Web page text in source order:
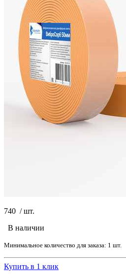
740 /шт.
В наличии
Минимальное количество для заказа: 1 шт.
Купить в 1 клик